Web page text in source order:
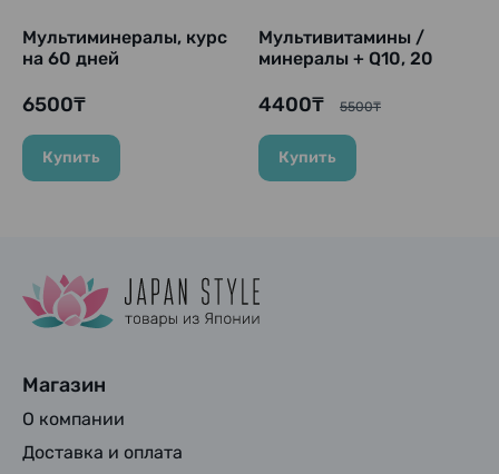
Мультиминералы, курс
на 60 дней
6500₸
Купить
Мультивитамины /
минералы + Q10, 20
4400₸ 5500₸
Купить
Магазин
О компании
Доставка и оплата